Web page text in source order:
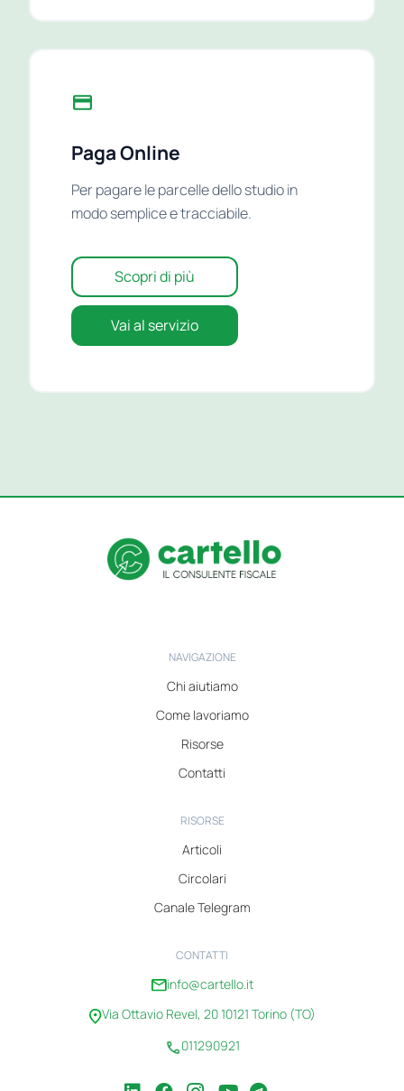
Paga Online
Per pagare le parcelle dello studio in
modo semplice e tracciabile.
Scopri di più
Vai al servizio
NAVIGAZIONE
Chi aiutiamo
Come lavoriamo
Risorse
Contatti
RISORSE
Articoli
Circolari
Canale Telegram
CONTATTI
info@cartello.it
Via Ottavio Revel, 20 10121 Torino (TO)
011290921